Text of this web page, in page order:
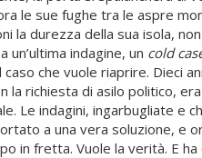
le sue fughe tra le aspre
la durezza della sua isola,
indagine, un cold
che vuole riaprire. Dieci
la richiesta di asilo politico,
Le indagini, ingarbugliate e
a una vera soluzione, e
in fretta. Vuole la verità. E